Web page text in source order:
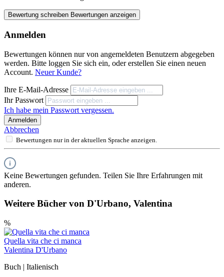
Bewertung schreiben Bewertungen anzeigen
Anmelden
Bewertungen können nur von angemeldeten Benutzern abgegeben
werden. Bitte loggen Sie sich ein, oder erstellen Sie einen neuen
Account. Neuer Kunde?
Ihre E-Mail-Adresse
Ihr Passwort
Ich habe mein Passwort vergessen.
Anmelden
Abbrechen
Bewertungen nur in der aktuellen Sprache anzeigen.
Keine Bewertungen gefunden. Teilen Sie Ihre Erfahrungen mit
anderen.
Weitere Bücher von D'Urbano, Valentina
%
Quella vita che ci manca
Valentina D'Urbano
Buch | Italienisch